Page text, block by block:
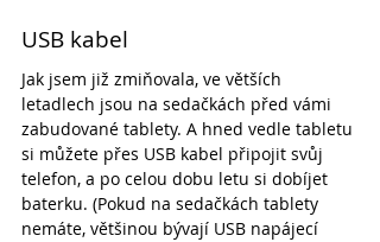
USB kabel
Jak jsem již zmiňovala, ve větších
letadlech jsou na sedačkách před vámi
zabudované tablety. A hned vedle tabletu
si můžete přes USB kabel připojit svůj
telefon, a po celou dobu letu si dobíjet
baterku. (Pokud na sedačkách tablety
nemáte, většinou bývají USB napájecí